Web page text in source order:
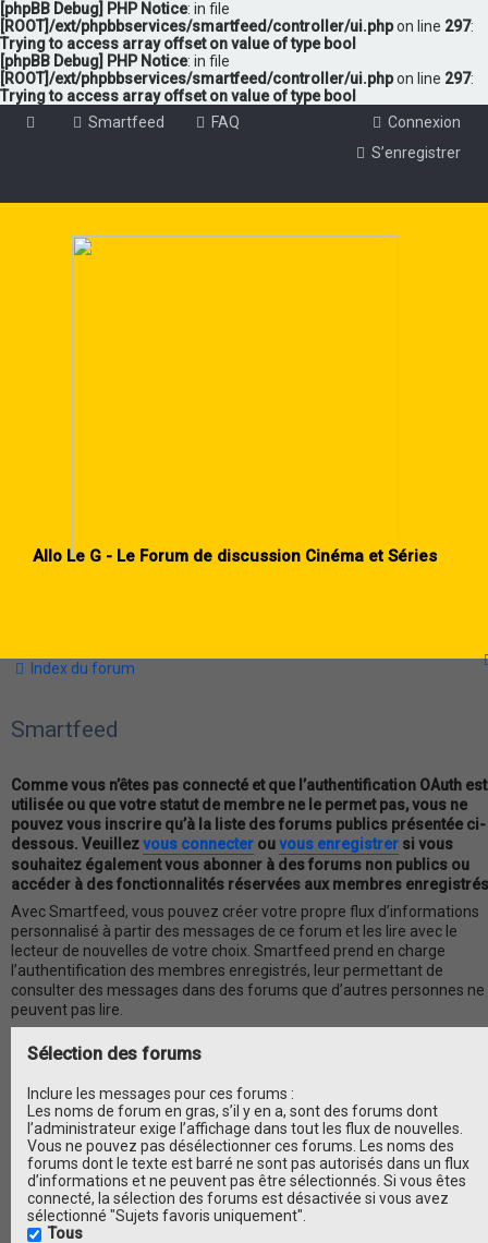
[phpBB Debug] PHP Notice: in file
[ROOT]/ext/phpbbservices/smartfeed/controller/ui.phpon line 297:
Trying to access array offset on value of type bool
[phpBB Debug] PHP Notice: in file
[ROOT]/ext/phpbbservices/smartfeed/controller/ui.phpon line 297:
Trying to access array offset on value of type bool
Smartfeed
FAQ
Connexion
S’enregistrer
Allo Le G - Le Forum de discussion Cinéma et Séries
Index du forum
Smartfeed
Comme vous n’êtes pas connecté et que l’authentification OAuth est
utilisée ou que votre statut de membre ne le permet pas, vous ne
pouvez vous inscrire qu’à la liste des forums publics présentée ci-
dessous. Veuillezvous connecter ouvous enregistrer si vous
souhaitez également vous abonner à des forums non publics ou
accéder à des fonctionnalités réservées aux membres
Avec Smartfeed, vous pouvez créer votre propre flux d’informations
personnalisé à partir des messages de ce forum et les lire avec le
lecteur de nouvelles de votre choix. Smartfeed prend en charge
l’authentification des membres enregistrés, leur permettant de
consulter des messages dans des forums que d’autres personnes ne
peuvent pas lire.
Sélection des forums
Inclure les messages pour ces forums :
Les noms de forum en gras, s’il y en a, sont des forums dont
l’administrateur exige l’affichage dans tout les flux de nouvelles.
Vous ne pouvez pas désélectionner ces forums. Les noms des
forums dont le texte est barré ne sont pas autorisés dans un flux
d’informations et ne peuvent pas être sélectionnés. Si vous êtes
connecté, la sélection des forums est désactivée si vous avez
sélectionné "Sujets favoris uniquement".
Tous